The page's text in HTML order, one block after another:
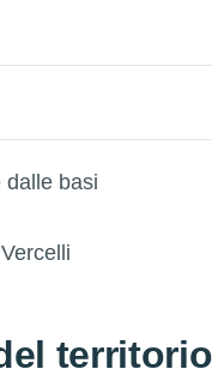
dalle basi